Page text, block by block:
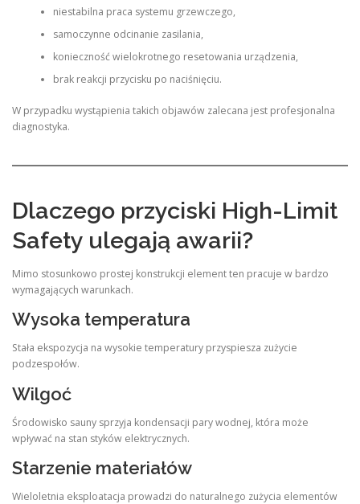
niestabilna praca systemu grzewczego,
samoczynne odcinanie zasilania,
konieczność wielokrotnego resetowania urządzenia,
brak reakcji przycisku po naciśnięciu.
W przypadku wystąpienia takich objawów zalecana jest profesjonalna
diagnostyka.
Dlaczego przyciski High-Limit
Safety ulegają awarii?
Mimo stosunkowo prostej konstrukcji element ten pracuje w bardzo
wymagających warunkach.
Wysoka temperatura
Stała ekspozycja na wysokie temperatury przyspiesza zużycie
podzespołów.
Wilgoć
Środowisko sauny sprzyja kondensacji pary wodnej, która może
wpływać na stan styków elektrycznych.
Starzenie materiałów
Wieloletnia eksploatacja prowadzi do naturalnego zużycia elementów